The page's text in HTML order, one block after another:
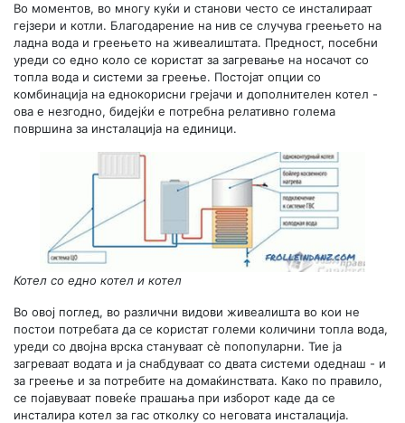
Во моментов, во многу куќи и станови често се инсталираат
гејзери и котли. Благодарение на нив се случува греењето на
ладна вода и греењето на живеалиштата. Предност, посебни
уреди со едно коло се користат за загревање на носачот со
топла вода и системи за греење. Постојат опции со
комбинација на еднокорисни грејачи и дополнителен котел -
ова е незгодно, бидејќи е потребна релативно голема
површина за инсталација на единици.
Котел со едно котел и котел
Во овој поглед, во различни видови живеалишта во кои не
постои потребата да се користат големи количини топла вода,
уреди со двојна врска стануваат сè попопуларни. Тие ја
загреваат водата и ја снабдуваат со двата системи одеднаш - и
за греење и за потребите на домаќинствата. Како по правило,
се појавуваат повеќе прашања при изборот каде да се
инсталира котел за гас отколку со неговата инсталација.